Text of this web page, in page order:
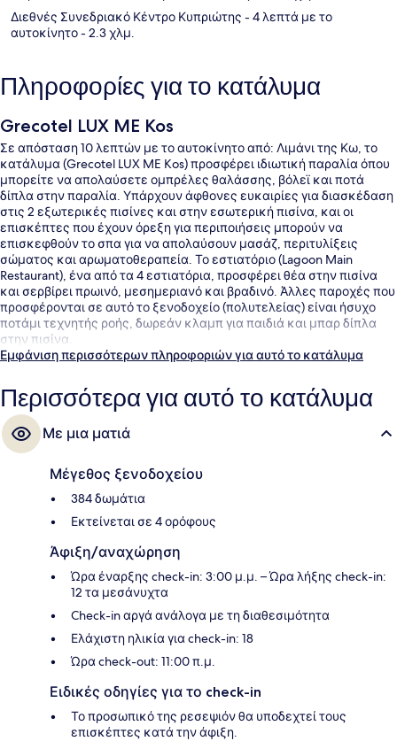
Διεθνές Συνεδριακό Κέντρο Κυπριώτης - 4 λεπτά με το
αυτοκίνητο- 2.3 χλμ.
Πληροφορίες για το κατάλυμα
Grecotel LUX ME Kos
Σε απόσταση 10 λεπτών με το αυτοκίνητο από: Λιμάνι της Κω, το
κατάλυμα (Grecotel LUX ME Kos) προσφέρει ιδιωτική παραλία όπου
μπορείτε να απολαύσετε ομπρέλες θαλάσσης, βόλεϊ και ποτά
δίπλα στην παραλία. Υπάρχουν άφθονες ευκαιρίες για διασκέδαση
στις 2 εξωτερικές πισίνες και στην εσωτερική πισίνα, και οι
επισκέπτες που έχουν όρεξη για περιποιήσεις μπορούν να
επισκεφθούν το σπα για να απολαύσουν μασάζ, περιτυλίξεις
σώματος και αρωματοθεραπεία. Το εστιατόριο (Lagoon Main
Restaurant), ένα από τα 4 εστιατόρια, προσφέρει θέα στην πισίνα
και σερβίρει πρωινό, μεσημεριανό και βραδινό. Άλλες παροχές που
προσφέρονται σε αυτό το ξενοδοχείο (πολυτελείας) είναι ήσυχο
ποτάμι τεχνητής ροής, δωρεάν κλαμπ για παιδιά και μπαρ δίπλα
στην πισίνα.
Εμφάνιση περισσότερων πληροφοριών για αυτό το κατάλυμα
Περισσότερα για αυτό το κατάλυμα
Με μια ματιά
Μέγεθος ξενοδοχείου
384 δωμάτια
Εκτείνεται σε 4 ορόφους
Άφιξη/αναχώρηση
Ώρα έναρξης check-in: 3:00 μ.μ. – Ώρα λήξης check-in:
12 τα μεσάνυχτα
Check-in αργά ανάλογα με τη διαθεσιμότητα
Ελάχιστη ηλικία για check-in: 18
Ώρα check-out: 11:00 π.μ.
Ειδικές οδηγίες για το check-in
Το προσωπικό της ρεσεψιόν θα υποδεχτεί τους
επισκέπτες κατά την άφιξη.